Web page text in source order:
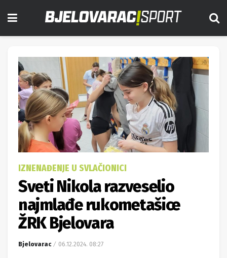
IZNENAĐENJE U SVLAČIONICI
Sveti Nikola razveselio
najmlađe rukometašice
ŽRK Bjelovara
Bjelovarac 06.12.2024. 08:27